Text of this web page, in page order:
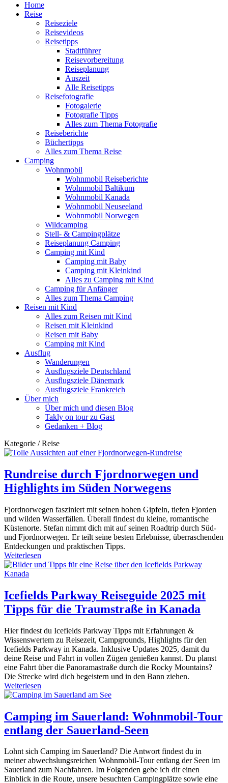
Home
Reise
Reiseziele
Reisevideos
Reisetipps
Stadtführer
Reisevorbereitung
Reiseplanung
Auszeit
Alle Reisetipps
Reisefotografie
Fotogalerie
Fotografie Tipps
Alles zum Thema Fotografie
Reiseberichte
Büchertipps
Alles zum Thema Reise
Camping
Wohnmobil
Wohnmobil Reiseberichte
Wohnmobil Baltikum
Wohnmobil Kanada
Wohnmobil Neuseeland
Wohnmobil Norwegen
Wildcamping
Stell- & Campingplätze
Reiseplanung Camping
Camping mit Kind
Camping mit Baby
Camping mit Kleinkind
Alles zu Camping mit Kind
Camping für Anfänger
Alles zum Thema Camping
Reisen mit Kind
Alles zum Reisen mit Kind
Reisen mit Kleinkind
Reisen mit Baby
Camping mit Kind
Ausflug
Wanderungen
Ausflugsziele Deutschland
Ausflugsziele Dänemark
Ausflugsziele Frankreich
Über mich
Über mich und diesen Blog
Takly on tour zu Gast
Gedanken + Blog
Kategorie / Reise
Rundreise durch Fjordnorwegen und
Highlights im Süden Norwegens
Fjordnorwegen fasziniert mit seinen hohen Gipfeln, tiefen Fjorden
und wilden Wasserfällen. Überall findest du kleine, romantische
Küstenorte. Stefan nimmt dich mit auf seinen Roadtrip durch Süd-
und Fjordnorwegen. Er teilt seine besten Erlebnisse, überraschenden
Entdeckungen und praktischen Tipps.
Weiterlesen
Icefields Parkway Reiseguide 2025 mit
Tipps für die Traumstraße in Kanada
Hier findest du Icefields Parkway Tipps mit Erfahrungen &
Wissenswertem zu Reisezeit, Campgrounds, Highlights für den
Icefields Parkway in Kanada. Inklusive Updates 2025, damit du
deine Reise und Fahrt in vollen Zügen genießen kannst. Du planst
eine Fahrt über die Panoramastraße durch die Rocky Mountains?
Die Strecke wird dich begeistern und in den Bann ziehen.
Weiterlesen
Camping im Sauerland: Wohnmobil-Tour
entlang der Sauerland-Seen
Lohnt sich Camping im Sauerland? Die Antwort findest du in
meiner abwechslungsreichen Wohnmobil-Tour entlang der Seen im
Sauerland zum Nachfahren. Im Folgenden gebe ich dir einen
Einblick in die Route, unsere besuchten Campingplätze sowie eine